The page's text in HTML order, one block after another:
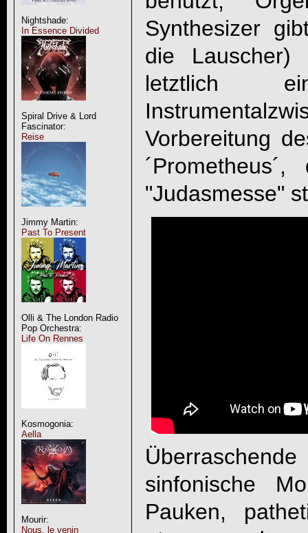
Nightshade:
In Essence Divided
Spiral Drive & Lord
Fascinator:
Reise
Jimmy Martin:
Past To Present
Olli & The London Radio
Pop Orchestra:
Life On Rennes
Kosmogonia:
Aella
Mourir:
Nous, le venin
Synthesizer
die
letztlich
Vorbereitung
"Judasmesse"
sinfonische
Pauken,